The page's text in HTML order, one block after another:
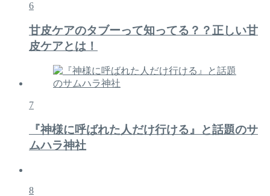
6
甘皮ケアのタブーって知ってる？？正しい甘
皮ケアとは！
7
『神様に呼ばれた人だけ行ける』と話題のサ
ムハラ神社
8